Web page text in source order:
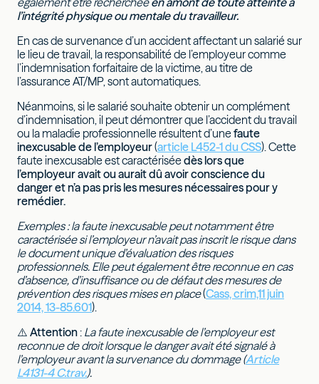
l’intégrité physique ou mentale du travailleur.
En cas de survenance d’un accident affectant un salarié sur
le lieu de travail, la responsabilité de l’employeur comme
l’indemnisation forfaitaire de la victime, au titre de
l’assurance AT/MP, sont automatiques.
Néanmoins, si le salarié souhaite obtenir un complément
d’indemnisation, il peut démontrer que l’accident du travail
ou la maladie professionnelle résultent d’une faute
inexcusable de l’employeur(article L452-1 du CSS). Cette
faute inexcusable est caractérisée dès lors que
l’employeur avait ou aurait dû avoir conscience du
danger et n’a pas pris les mesures nécessaires pour y
remédier.
Exemples : la faute inexcusable peut notamment être
caractérisée si l’employeur n’avait pas inscrit le risque dans
le document unique d’évaluation des risques
professionnels. Elle peut également être reconnue en cas
d’absence, d’insuffisance ou de défaut des mesures de
prévention des risques mises en place(Cass, crim,11 juin
2014, 13-85.601).
⚠️ Attention: La faute inexcusable de l’employeur est
reconnue de droit lorsque le danger avait été signalé à
l’employeur avant la survenance du dommage (Article
L4131-4 C.trav.).